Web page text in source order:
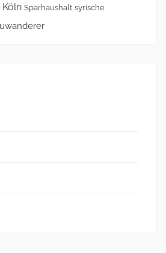
Köln Sparhaushalt syrische